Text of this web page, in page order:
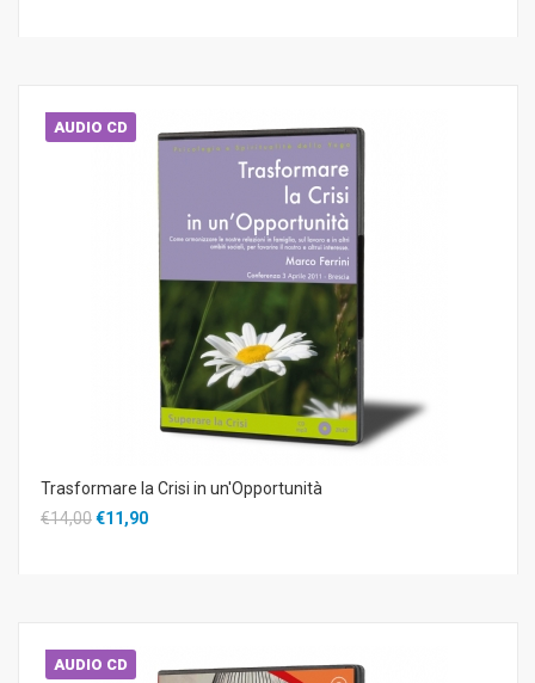
AUDIO CD
Trasformare la Crisi in un'Opportunità
€14,00€11,90
AUDIO CD